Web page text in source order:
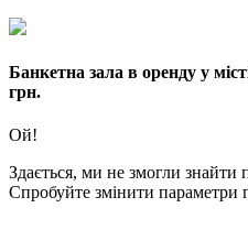
Банкетна зала в оренду у
грн.
Ой!
Здається, ми не змогли знайти
Спробуйте змінити параметри